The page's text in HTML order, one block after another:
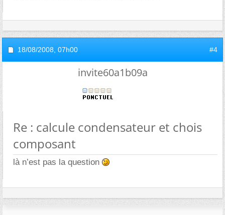
18/08/2008, 07h00 #4
invite60a1b09a
Re : calcule condensateur et chois
composant
là n’est pas la question